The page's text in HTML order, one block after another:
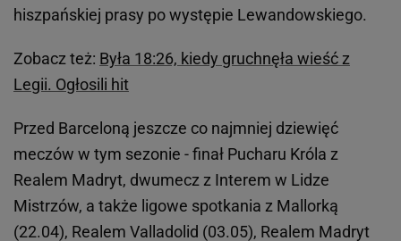
hiszpańskiej prasy po występie Lewandowskiego.
Zobacz też: Była 18:26, kiedy gruchnęła wieść z
Legii. Ogłosili hit
Przed Barceloną jeszcze co najmniej dziewięć
meczów w tym sezonie - finał Pucharu Króla z
Realem Madryt, dwumecz z Interem w Lidze
Mistrzów, a także ligowe spotkania z Mallorką
(22.04), Realem Valladolid (03.05), Realem Madryt